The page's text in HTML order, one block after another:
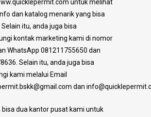
untuk melihat
dan katalog menarik yang bisa
itu, anda juga bisa
kontak marketing kami di nomor
WhatsApp 081211755650 dan
Selain itu, anda juga bisa
kami melalui Email
dan
bisa dua kantor pusat kami untuk